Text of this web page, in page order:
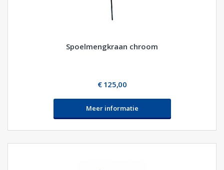
Spoelmengkraan chroom
€ 125,00
Meer informatie